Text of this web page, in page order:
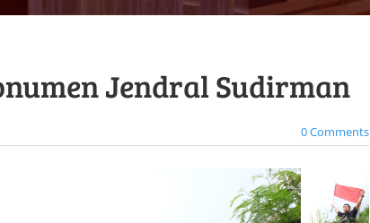
Jendral Sudirman
0 Comments